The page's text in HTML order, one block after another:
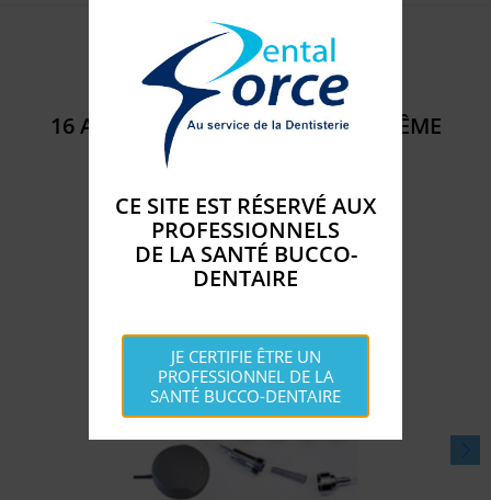
Référence6000_221
16 AUTRES PRODUITS DANS LA MÊME
CE SITE EST RÉSERVÉ AUX
PROFESSIONNELS
DE LA SANTÉ BUCCO-
DENTAIRE
JE CERTIFIE ÊTRE UN
PROFESSIONNEL DE LA
SANTÉ BUCCO-DENTAIRE